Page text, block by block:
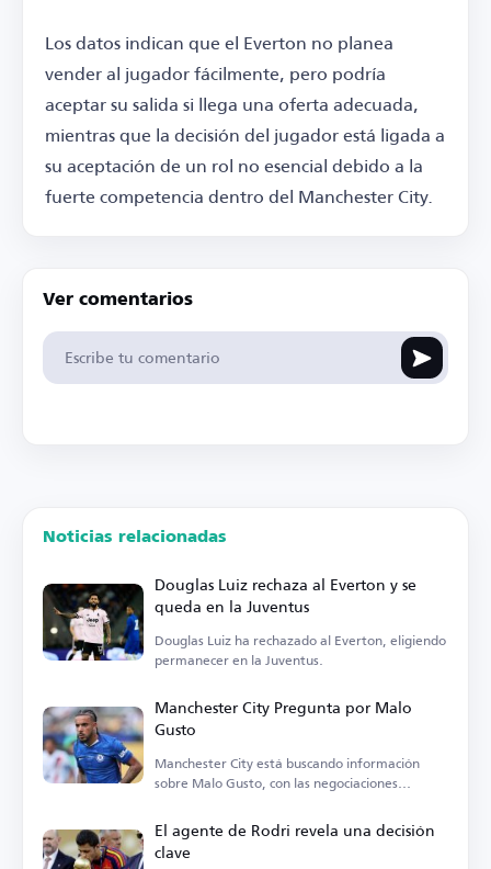
Los datos indican que el Everton no planea
vender al jugador fácilmente, pero podría
aceptar su salida si llega una oferta adecuada,
mientras que la decisión del jugador está ligada a
su aceptación de un rol no esencial debido a la
fuerte competencia dentro del Manchester City.
Ver comentarios
Noticias relacionadas
Douglas Luiz rechaza al Everton y se
queda en la Juventus
Douglas Luiz ha rechazado al Everton, eligiendo
permanecer en la Juventus.
Manchester City Pregunta por Malo
Gusto
Manchester City está buscando información
sobre Malo Gusto, con las negociaciones
El agente de Rodri revela una decisión
clave